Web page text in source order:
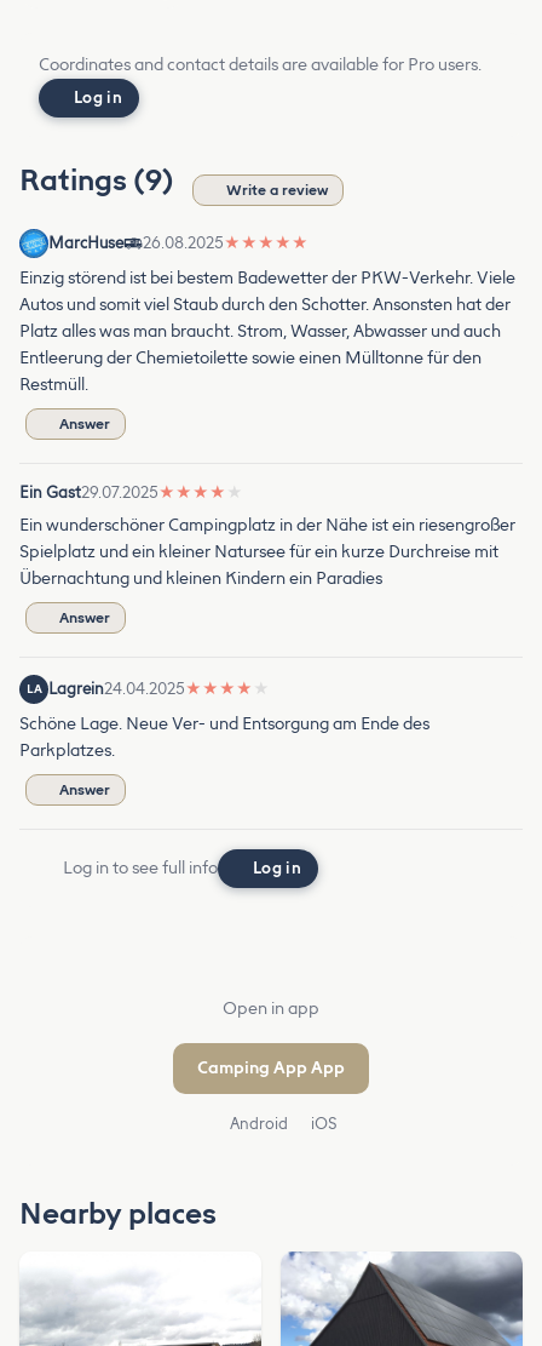
Coordinates and contact details are available for Pro users.
Log in
Ratings (9) Write a review
MarcHuse 26.08.2025★ ★ ★ ★ ★
Einzig störend ist bei bestem Badewetter der PKW-Verkehr. Viele
Autos und somit viel Staub durch den Schotter. Ansonsten hat der
Platz alles was man braucht. Strom, Wasser, Abwasser und auch
Entleerung der Chemietoilette sowie einen Mülltonne für den
Restmüll.
Answer
Ein Gast29.07.2025★ ★ ★ ★ ★
Ein wunderschöner Campingplatz in der Nähe ist ein riesengroßer
Spielplatz und ein kleiner Natursee für ein kurze Durchreise mit
Übernachtung und kleinen Kindern ein Paradies
Answer
LA Lagrein24.04.2025★ ★ ★ ★ ★
Schöne Lage. Neue Ver- und Entsorgung am Ende des
Parkplatzes.
Answer
Log in to see full info Log in
Open in app
Camping App App
Android iOS
Nearby places